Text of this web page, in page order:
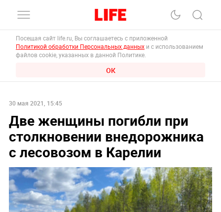
Посещая сайт life.ru, Вы соглашаетесь с приложенной
Политикой обработки Персональных данных и с использованием
файлов cookie, указанных в данной Политике.
ОК
30 мая 2021, 15:45
Две женщины погибли при
столкновении внедорожника
с лесовозом в Карелии